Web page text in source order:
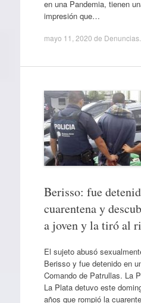
en una Pandemia, tienen
impresión que…
mayo 11, 2020 de Denuncias.
Berisso: fue
cuarentena y
a joven y la tiró al
El sujeto abusó
Berisso y fue detenido en
Comando de Patrullas. La
La Plata detuvo este
años que rompió la